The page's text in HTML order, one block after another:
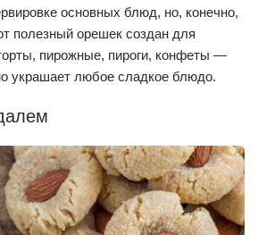
основных блюд, но, конечно,
полезный орешек создан для
пирожные, пироги, конфеты —
украшает любое сладкое блюдо.